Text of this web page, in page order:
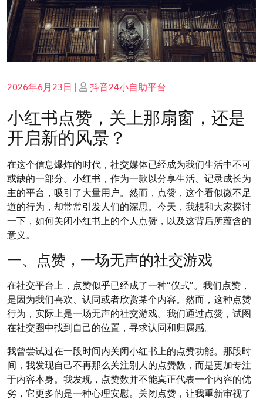
Posted
2026年6月23日 | Posted
抖音24小自助平台
小红书点赞，关上那扇窗，还是
开启新的风景？
在这个信息爆炸的时代，社交媒体已经成为我们生活中不可
或缺的一部分。小红书，作为一款以分享生活、记录成长为
主的平台，吸引了大量用户。然而，点赞，这个看似微不足
道的行为，却常常引发人们的深思。今天，我想和大家探讨
一下，如何关闭小红书上的个人点赞，以及这背后所蕴含的
意义。
一、点赞，一场无声的社交游戏
在社交平台上，点赞似乎已经成了一种“仪式”。我们点赞，
是因为我们喜欢、认同或者欣赏某个内容。然而，这种点赞
行为，实际上是一场无声的社交游戏。我们通过点赞，试图
在社交圈中找到自己的位置，寻求认同和归属感。
我曾尝试过在一段时间内关闭小红书上的点赞功能。那段时
间，我发现自己不再那么关注别人的点赞数，而是更加专注
于内容本身。我发现，点赞数并不能真正代表一个内容的优
劣，它更多的是一种心理安慰。关闭点赞，让我重新审视了